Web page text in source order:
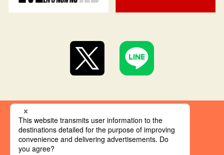
集英社 オレンジ文庫とは
創刊にあたって
推奨環境